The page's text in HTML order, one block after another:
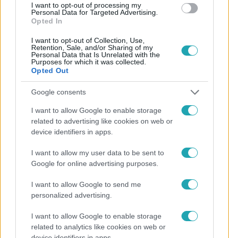
I want to opt-out of processing my
Personal Data for Targeted Advertising.
Opted In
I want to opt-out of Collection, Use,
Retention, Sale, and/or Sharing of my
Personal Data that Is Unrelated with the
Purposes for which it was collected.
Opted Out
Google consents
I want to allow Google to enable storage
related to advertising like cookies on web or
device identifiers in apps.
I want to allow my user data to be sent to
Google for online advertising purposes.
I want to allow Google to send me
personalized advertising.
I want to allow Google to enable storage
related to analytics like cookies on web or
Népszerű